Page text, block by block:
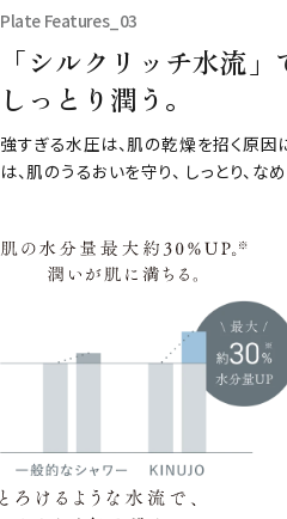
Plate Features_03
「シルクリッチ水流」
しっとり潤う。
強すぎる水圧は、肌の乾燥を招く原因
は、肌のうるおいを守り、 しっとり、な